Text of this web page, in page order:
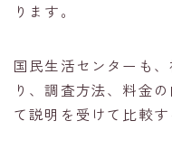
ります。
国民生活センターも
り、調査方法、料金
て説明を受けて比較す